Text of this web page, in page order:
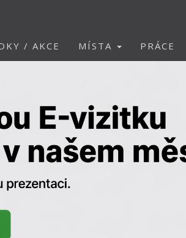
/ AKCE MÍSTA PRÁCE